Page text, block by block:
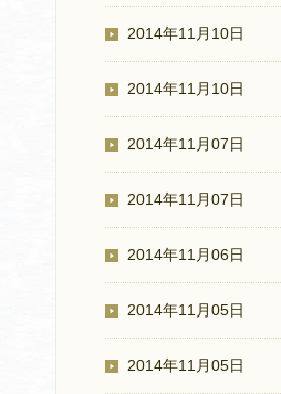
2014年11月10日
2014年11月10日
2014年11月07日
2014年11月07日
2014年11月06日
2014年11月05日
2014年11月05日